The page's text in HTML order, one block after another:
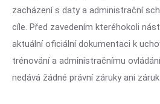
zacházení s daty a administrační
cíle. Před zavedením kteréhokoli
aktuální oficiální dokumentaci k
trénování a administračnímu
nedává žádné právní záruky ani